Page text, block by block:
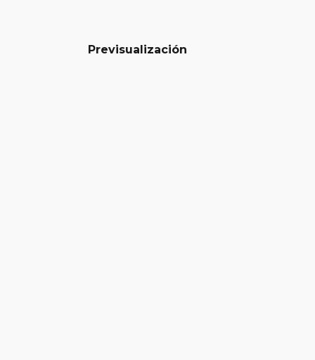
Previsualización